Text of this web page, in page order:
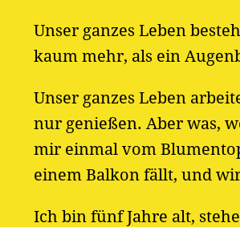
Unser ganzes Leben
kaum mehr, als ein
Unser ganzes Leben
nur genießen. Aber was,
mir einmal vom
einem Balkon fällt, und
Ich bin fünf Jahre alt,